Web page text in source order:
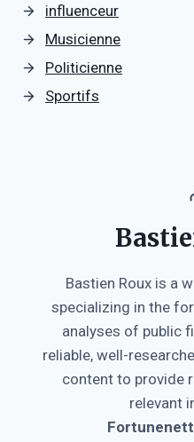
influenceur
Musicienne
Politicienne
Sportifs
Bastien Roux is a
specializing in the
analyses of public
reliable, well-
content to provide
relevant